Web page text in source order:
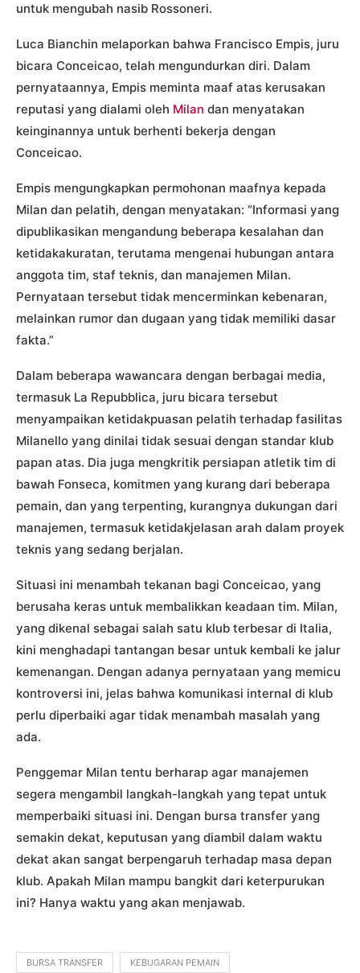
untuk mengubah nasib Rossoneri.
Luca Bianchin melaporkan bahwa Francisco Empis, juru
bicara Conceicao, telah mengundurkan diri. Dalam
pernyataannya, Empis meminta maaf atas kerusakan
reputasi yang dialami oleh Milan dan menyatakan
keinginannya untuk berhenti bekerja dengan
Conceicao.
Empis mengungkapkan permohonan maafnya kepada
Milan dan pelatih, dengan menyatakan: “Informasi yang
dipublikasikan mengandung beberapa kesalahan dan
ketidakakuratan, terutama mengenai hubungan antara
anggota tim, staf teknis, dan manajemen Milan.
Pernyataan tersebut tidak mencerminkan kebenaran,
melainkan rumor dan dugaan yang tidak memiliki dasar
fakta.”
Dalam beberapa wawancara dengan berbagai media,
termasuk La Repubblica, juru bicara tersebut
menyampaikan ketidakpuasan pelatih terhadap fasilitas
Milanello yang dinilai tidak sesuai dengan standar klub
papan atas. Dia juga mengkritik persiapan atletik tim di
bawah Fonseca, komitmen yang kurang dari beberapa
pemain, dan yang terpenting, kurangnya dukungan dari
manajemen, termasuk ketidakjelasan arah dalam proyek
teknis yang sedang berjalan.
Situasi ini menambah tekanan bagi Conceicao, yang
berusaha keras untuk membalikkan keadaan tim. Milan,
yang dikenal sebagai salah satu klub terbesar di Italia,
kini menghadapi tantangan besar untuk kembali ke jalur
kemenangan. Dengan adanya pernyataan yang memicu
kontroversi ini, jelas bahwa komunikasi internal di klub
perlu diperbaiki agar tidak menambah masalah yang
ada.
Penggemar Milan tentu berharap agar manajemen
segera mengambil langkah-langkah yang tepat untuk
memperbaiki situasi ini. Dengan bursa transfer yang
semakin dekat, keputusan yang diambil dalam waktu
dekat akan sangat berpengaruh terhadap masa depan
klub. Apakah Milan mampu bangkit dari keterpurukan
ini? Hanya waktu yang akan menjawab.
BURSA TRANSFER KEBUGARAN PEMAIN